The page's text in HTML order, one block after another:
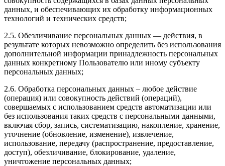
данных, и обеспечивающих их обработку информационных
технологий и технических средств;
2.5. Обезличивание персональных данных — действия, в
результате которых невозможно определить без использования
дополнительной информации принадлежность персональных
данных конкретному Пользователю или иному субъекту
персональных данных;
2.6. Обработка персональных данных – любое действие
(операция) или совокупность действий (операций),
совершаемых с использованием средств автоматизации или
без использования таких средств с персональными данными,
включая сбор, запись, систематизацию, накопление, хранение,
уточнение (обновление, изменение), извлечение,
использование, передачу (распространение, предоставление,
доступ), обезличивание, блокирование, удаление,
уничтожение персональных данных;